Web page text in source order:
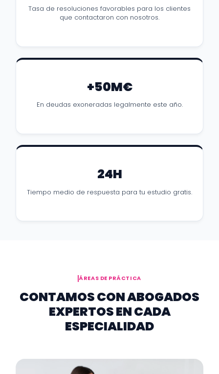
Tasa de resoluciones favorables para los clientes
que contactaron con nosotros.
+50M€
En deudas exoneradas legalmente este año.
24H
Tiempo medio de respuesta para tu estudio gratis.
ÁREAS DE PRÁCTICA
CONTAMOS CON ABOGADOS
EXPERTOS EN CADA
ESPECIALIDAD